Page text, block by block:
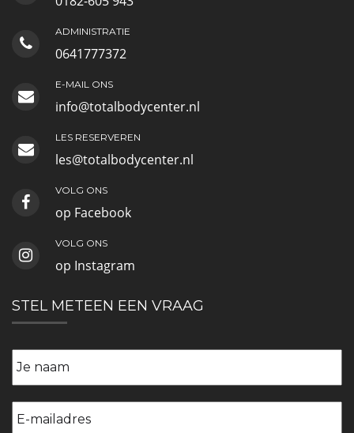
ADMINISTRATIE
0641777372
E-MAIL ONS
info@totalbodycenter.nl
LES RESERVEREN
les@totalbodycenter.nl
VOLG ONS
op Facebook
VOLG ONS
op Instagram
STEL METEEN EEN VRAAG
Geen
E-